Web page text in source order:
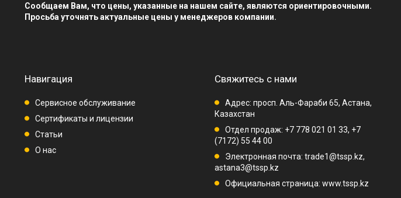
Сообщаем Вам, что цены, указанные на нашем сайте, являются ориентировочными.
Просьба уточнять актуальные цены у менеджеров компании.
Навигация
Сервисное обслуживание
Сертификаты и лицензии
Статьи
О нас
Свяжитесь с нами
Адрес: просп. Аль-Фараби 65, Астана,
Казахстан
Отдел продаж: +7 778 021 01 33, +7
(7172) 55 44 00
Электронная почта: trade1@tssp.kz,
astana3@tssp.kz
Официальная страница: www.tssp.kz